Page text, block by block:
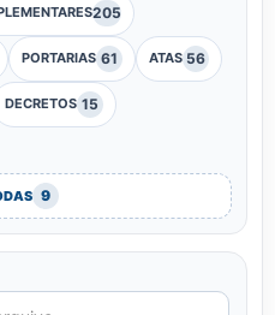
205
PORTARIAS 61 ATAS 56
DECRETOS 15
9